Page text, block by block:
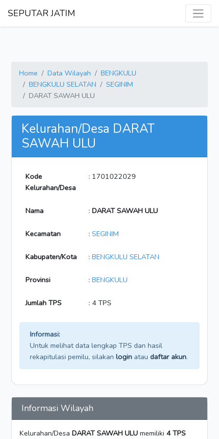
SEPUTAR JATIM
Home Data Wilayah
BENGKULU
BENGKULU SELATAN
SEGINIM
DARAT SAWAH ULU
Kelurahan/Desa DARAT
SAWAH ULU
Kode
Kelurahan/Desa
: 1701022029
Nama : DARAT SAWAH ULU
Kecamatan : SEGINIM
Kabupaten/Kota : BENGKULU SELATAN
Provinsi : BENGKULU
Jumlah TPS : 4 TPS
Informasi:
Untuk melihat data lengkap TPS dan hasil
rekapitulasi pemilu, silakan login atau daftar akun.
Informasi Wilayah
Kelurahan/Desa DARAT SAWAH ULU memiliki 4 TPS